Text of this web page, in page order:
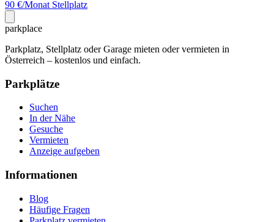
90 €/Monat Stellplatz
parkplace
Parkplatz, Stellplatz oder Garage mieten oder vermieten in
Österreich – kostenlos und einfach.
Parkplätze
Suchen
In der Nähe
Gesuche
Vermieten
Anzeige aufgeben
Informationen
Blog
Häufige Fragen